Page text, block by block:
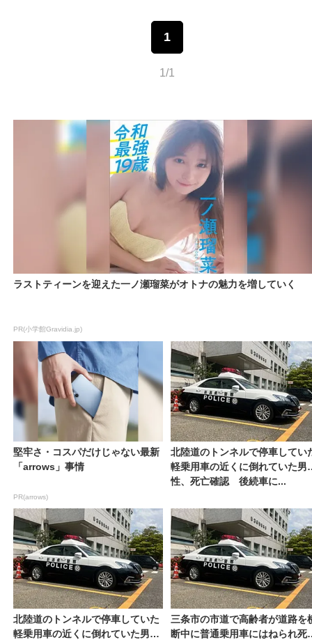
1
1/1
ラストティーンを迎えた一ノ瀬瑠菜がオトナの魅力を増していく
PR(小学館Gravidia.jp)
堅牢さ・コスパだけじゃない最新
「arrows」事情
PR(arrows)
北陸道のトンネルで停車してい
軽乗用車の近くに倒れていた男
性、死亡確認 後続車に...
北陸道のトンネルで停車していた
軽乗用車の近くに倒れていた男
三条市の市道で高齢者が道路を
断中に普通乗用車にはねられ死